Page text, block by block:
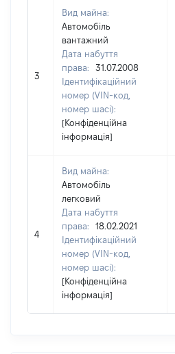
3
Вид майна:
Автомобіль
вантажний
Дата набуття
права:
31.07.2008
Ідентифікаційний
номер (VIN-код,
номер шасі):
[Конфіденційна
інформація]
4
Вид майна:
Автомобіль
легковий
Дата набуття
права:
18.02.2021
Ідентифікаційний
номер (VIN-код,
номер шасі):
[Конфіденційна
інформація]